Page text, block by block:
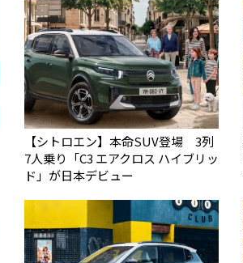
【シトロエン】本命SUV登場 3列
7人乗り「C3 エアクロス ハイブリッ
ド」が日本デビュー